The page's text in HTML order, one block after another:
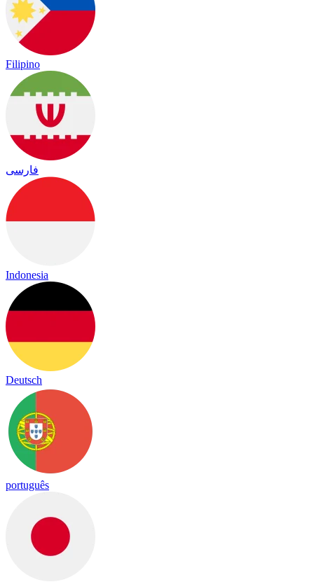
Filipino
فارسی
Indonesia
Deutsch
português